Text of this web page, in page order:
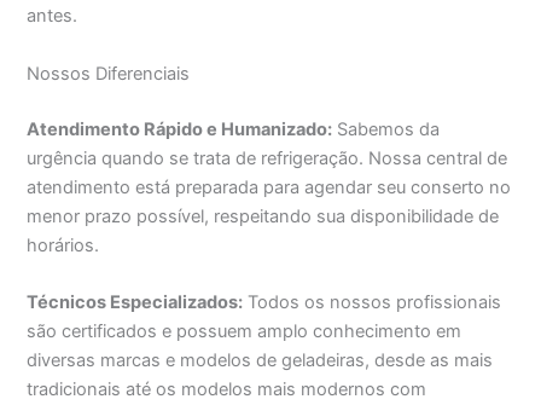
antes.
Nossos Diferenciais
Atendimento Rápido e Humanizado: Sabemos da
urgência quando se trata de refrigeração. Nossa central de
atendimento está preparada para agendar seu conserto no
menor prazo possível, respeitando sua disponibilidade de
horários.
Técnicos Especializados: Todos os nossos profissionais
são certificados e possuem amplo conhecimento em
diversas marcas e modelos de geladeiras, desde as mais
tradicionais até os modelos mais modernos com